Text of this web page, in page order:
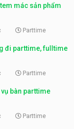
mác sản phẩm
Parttime
đi parttime, fulltime
Parttime
vụ bàn parttime
Parttime